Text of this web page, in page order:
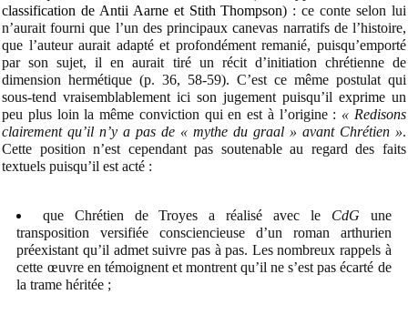
classification de Antii Aarne et Stith Thompson) : ce conte selon lui
n’aurait fourni que l’un des principaux canevas narratifs de l’histoire,
que l’auteur aurait adapté et profondément remanié, puisqu’emporté
par son sujet, il en aurait tiré un récit d’initiation chrétienne de
dimension hermétique (p. 36, 58-59). C’est ce même postulat qui
sous-tend vraisemblablement ici son jugement puisqu’il exprime un
peu plus loin la même conviction qui en est à l’origine : « Redisons
clairement qu’il n’y a pas de « mythe du graal » avant Chrétien ».
Cette position n’est cependant pas soutenable au regard des faits
textuels puisqu’il est acté :
que Chrétien de Troyes a réalisé avec le CdG une
transposition versifiée consciencieuse d’un roman arthurien
préexistant qu’il admet suivre pas à pas. Les nombreux rappels à
cette œuvre en témoignent et montrent qu’il ne s’est pas écarté de
la trame héritée ;